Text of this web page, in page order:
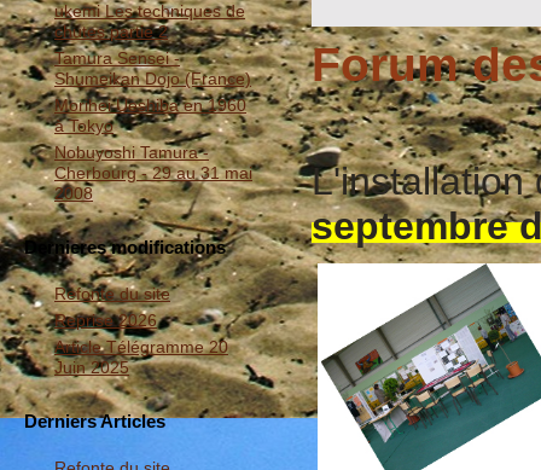
ukemi Les techniques de
chutes partie 2
Tamura Sensei -
Shumeikan Dojo (France)
Morihei Ueshiba en 1960
à Tokyo
Nobuyoshi Tamura -
Cherbourg - 29 au 31 mai
2008
Dernieres modifications
Refonte du site
Reprise 2026
Article Télégramme 20
Juin 2025
Derniers Articles
Forum
septembre